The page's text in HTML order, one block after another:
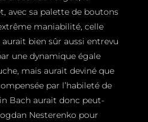
avec sa palette de boutons
maniabilité, celle
bien sûr aussi entrevu
une dynamique égale
mais aurait deviné que
par l’habileté de
Bach aurait donc peut-
Nesterenko pour